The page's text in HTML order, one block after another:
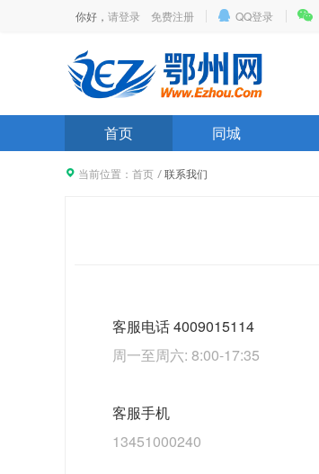
你好， 请登录 免费注册 QQ登录
首页 同城
当前位置： 首页 联系我们
客服电话 4009015114
周一至周六: 8:00-17:35
客服手机
13451000240